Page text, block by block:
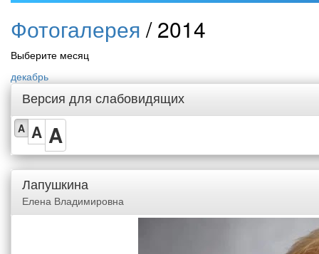
Фотогалерея/ 2014
Выберите месяц
декабрь
Версия для слабовидящих
A A A
Лапушкина
Елена Владимировна